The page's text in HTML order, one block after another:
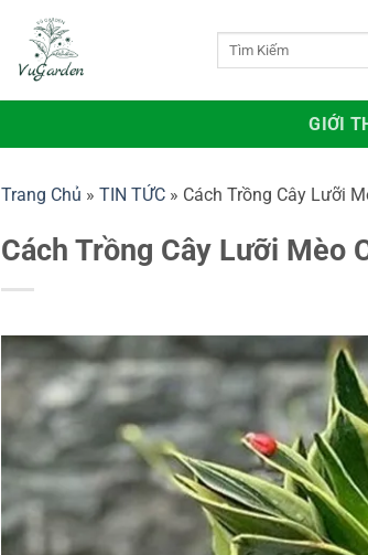
GIỚI
Trang Chủ » TIN TỨC » Cách Trồng Cây Lưỡi
Cách Trồng Cây Lưỡi Mèo